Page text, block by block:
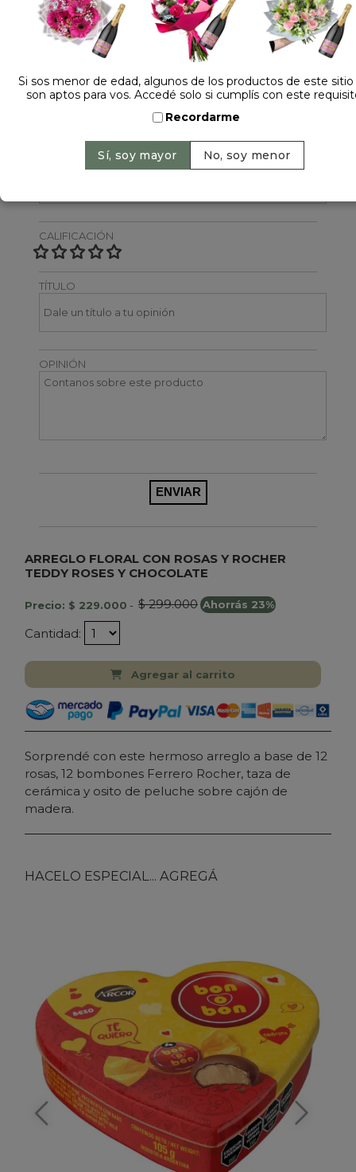
Dejá tu opinión
NOMBRE
CALIFICACIÓN
TÍTULO
OPINIÓN
ARREGLO FLORAL CON ROSAS Y ROCHER
TEDDY ROSES Y CHOCOLATE
Precio: $ 229.000 - $ 299.000 Ahorrás 23%
Cantidad:
Agregar al carrito
Sorprendé con este hermoso arreglo a base de 12
rosas, 12 bombones Ferrero Rocher, taza de
cerámica y osito de peluche sobre cajón de
madera.
HACELO ESPECIAL... AGREGÁ
Si sos menor de edad, algunos de los productos de este
son aptos para vos. Accedé solo si cumplís con este
Recordarme